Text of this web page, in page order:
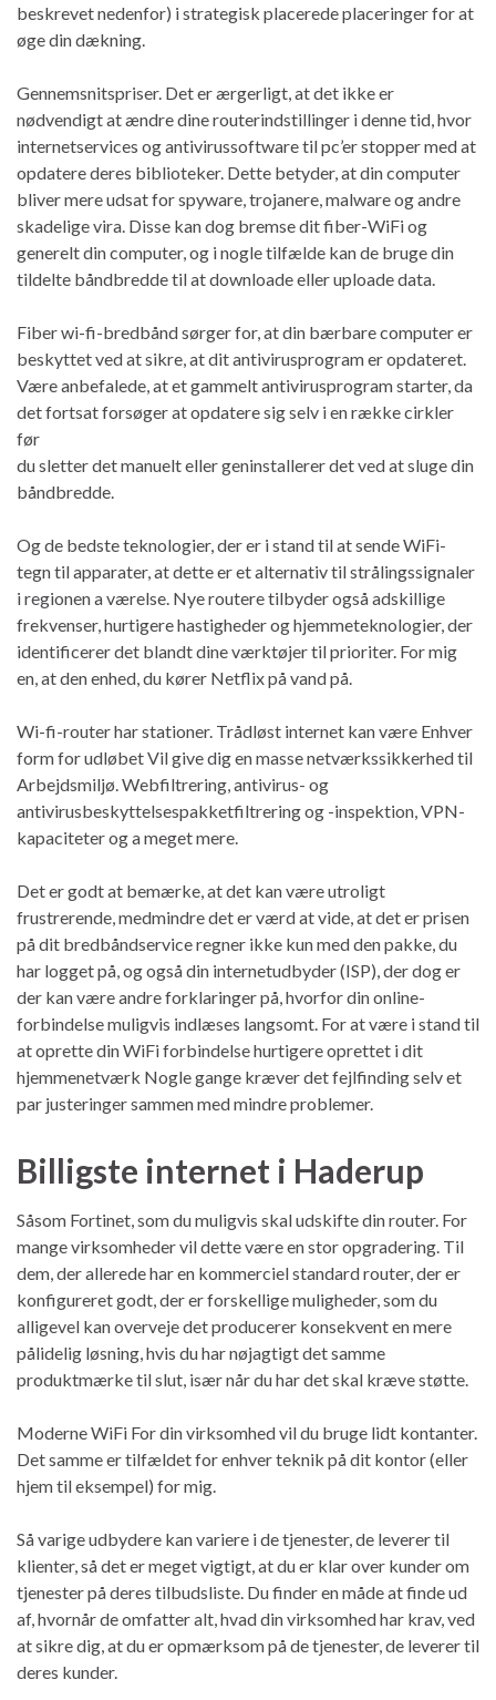
beskrevet nedenfor) i strategisk placerede placeringer for at
øge din dækning.
Gennemsnitspriser. Det er ærgerligt, at det ikke er
nødvendigt at ændre dine routerindstillinger i denne tid, hvor
internetservices og antivirussoftware til pc’er stopper med at
opdatere deres biblioteker. Dette betyder, at din computer
bliver mere udsat for spyware, trojanere, malware og andre
skadelige vira. Disse kan dog bremse dit fiber-WiFi og
generelt din computer, og i nogle tilfælde kan de bruge din
tildelte båndbredde til at downloade eller uploade data.
Fiber wi-fi-bredbånd sørger for, at din bærbare computer er
beskyttet ved at sikre, at dit antivirusprogram er opdateret.
Være anbefalede, at et gammelt antivirusprogram starter, da
det fortsat forsøger at opdatere sig selv i en række cirkler
før
du sletter det manuelt eller geninstallerer det ved at sluge din
båndbredde.
Og de bedste teknologier, der er i stand til at sende WiFi-
tegn til apparater, at dette er et alternativ til strålingssignaler
i regionen a værelse. Nye routere tilbyder også adskillige
frekvenser, hurtigere hastigheder og hjemmeteknologier, der
identificerer det blandt dine værktøjer til prioriter. For mig
en, at den enhed, du kører Netflix på vand på.
Wi-fi-router har stationer. Trådløst internet kan være Enhver
form for udløbet Vil give dig en masse netværkssikkerhed til
Arbejdsmiljø. Webfiltrering, antivirus- og
antivirusbeskyttelsespakketfiltrering og -inspektion, VPN-
kapaciteter og a meget mere.
Det er godt at bemærke, at det kan være utroligt
frustrerende, medmindre det er værd at vide, at det er prisen
på dit bredbåndservice regner ikke kun med den pakke, du
har logget på, og også din internetudbyder (ISP), der dog er
der kan være andre forklaringer på, hvorfor din online-
forbindelse muligvis indlæses langsomt. For at være i stand til
at oprette din WiFi forbindelse hurtigere oprettet i dit
hjemmenetværk Nogle gange kræver det fejlfinding selv et
par justeringer sammen med mindre problemer.
Billigste internet i Haderup
Såsom Fortinet, som du muligvis skal udskifte din router. For
mange virksomheder vil dette være en stor opgradering. Til
dem, der allerede har en kommerciel standard router, der er
konfigureret godt, der er forskellige muligheder, som du
alligevel kan overveje det producerer konsekvent en mere
pålidelig løsning, hvis du har nøjagtigt det samme
produktmærke til slut, især når du har det skal kræve støtte.
Moderne WiFi For din virksomhed vil du bruge lidt kontanter.
Det samme er tilfældet for enhver teknik på dit kontor (eller
hjem til eksempel) for mig.
Så varige udbydere kan variere i de tjenester, de leverer til
klienter, så det er meget vigtigt, at du er klar over kunder om
tjenester på deres tilbudsliste. Du finder en måde at finde ud
af, hvornår de omfatter alt, hvad din virksomhed har krav, ved
at sikre dig, at du er opmærksom på de tjenester, de leverer til
deres kunder.